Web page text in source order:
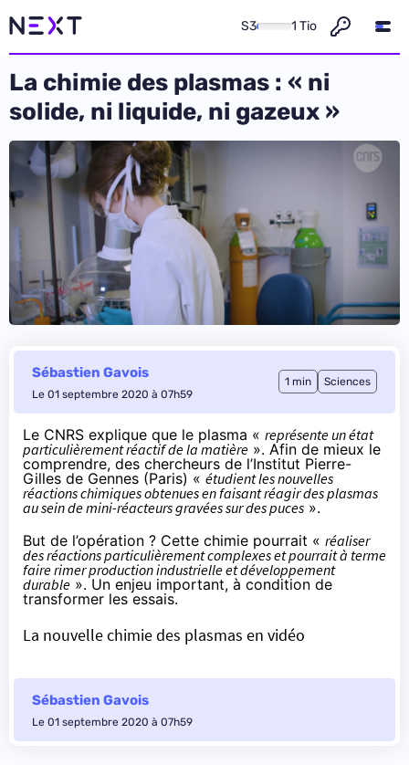
S3 1 Tio
La chimie des plasmas : « ni
solide, ni liquide, ni gazeux »
Sébastien Gavois
Le 01 septembre 2020 à 07h59
1 min Sciences
Le CNRS explique que le plasma « représente un état
particulièrement réactif de la matière ». Afin de mieux le
comprendre, des chercheurs de l’Institut Pierre-
Gilles de Gennes (Paris) « étudient les nouvelles
réactions chimiques obtenues en faisant réagir des plasmas
au sein de mini-réacteurs gravées sur des puces ».
But de l’opération ? Cette chimie pourrait « réaliser
des réactions particulièrement complexes et pourrait à terme
faire rimer production industrielle et développement
durable ». Un enjeu important, à condition de
transformer les essais.
La nouvelle chimie des plasmas en vidéo
Sébastien Gavois
Le 01 septembre 2020 à 07h59